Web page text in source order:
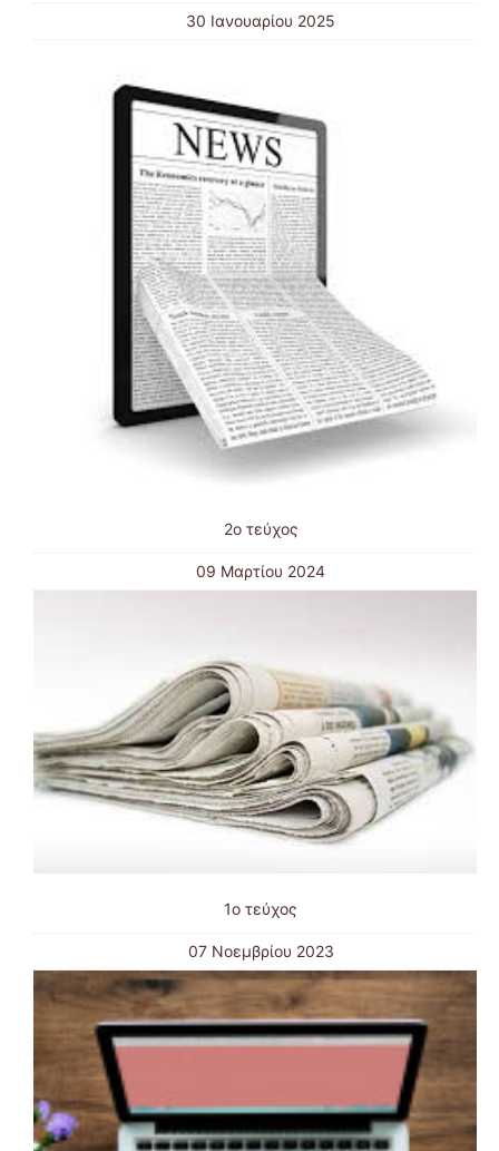
30 Ιανουαρίου 2025
2ο τεύχος
09 Μαρτίου 2024
1ο τεύχος
07 Νοεμβρίου 2023